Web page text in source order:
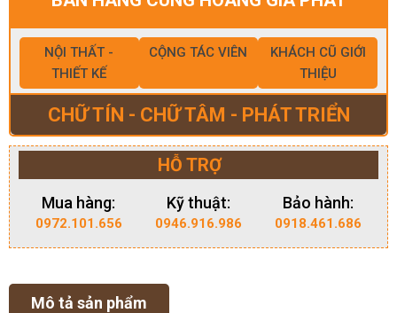
NỘI THẤT -
THIẾT KẾ
CỘNG TÁC VIÊN
KHÁCH CŨ GIỚI
THIỆU
CHỮ TÍN - CHỮ TÂM - PHÁT TRIỂN
HỖ TRỢ
Mua hàng:
0972.101.656
Kỹ thuật:
0946.916.986
Bảo hành:
0918.461.686
Mô tả sản phẩm